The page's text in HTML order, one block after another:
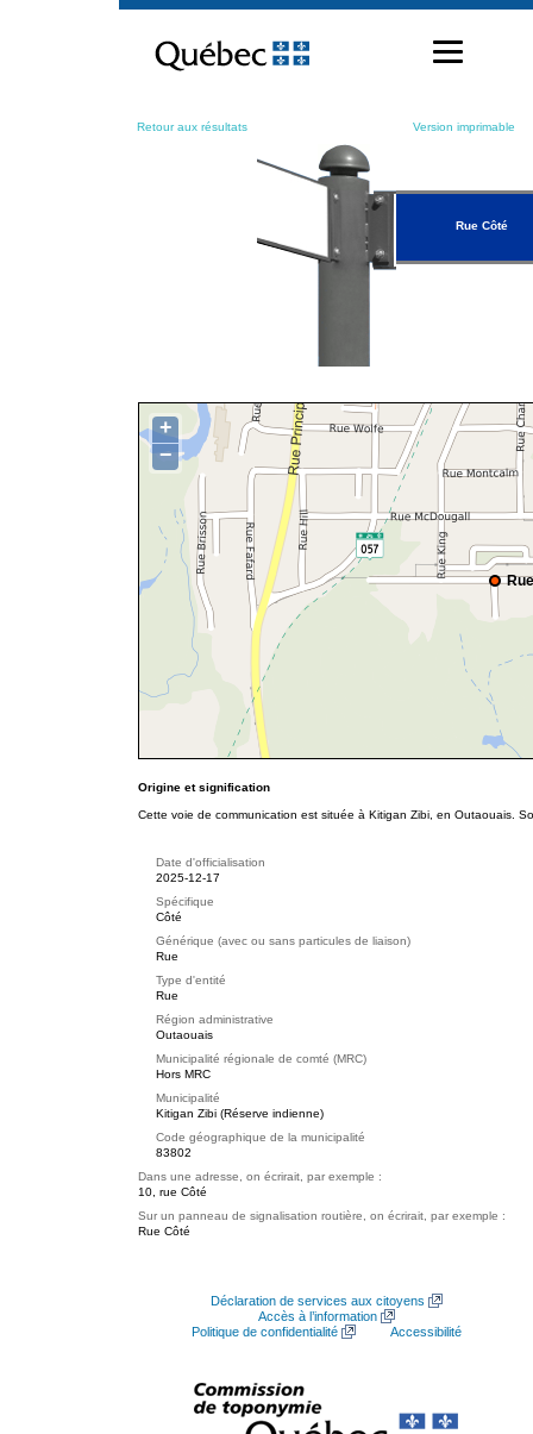
contenu
Retour aux résultats Version imprimable
Rue Côté
+
−
Origine et signification
Cette voie de communication est située à Kitigan Zibi, en Outaouais.
Date d'officialisation
2025-12-17
Spécifique
Côté
Générique (avec ou sans particules de liaison)
Rue
Type d'entité
Rue
Région administrative
Outaouais
Municipalité régionale de comté (MRC)
Hors MRC
Municipalité
Kitigan Zibi (Réserve indienne)
Code géographique de la municipalité
83802
Dans une adresse, on écrirait, par exemple :
10, rue Côté
Sur un panneau de signalisation routière, on écrirait, par exemple :
Rue Côté
Déclaration de services aux citoyens
Accès à l’information
Politique de confidentialité
Accessibilité